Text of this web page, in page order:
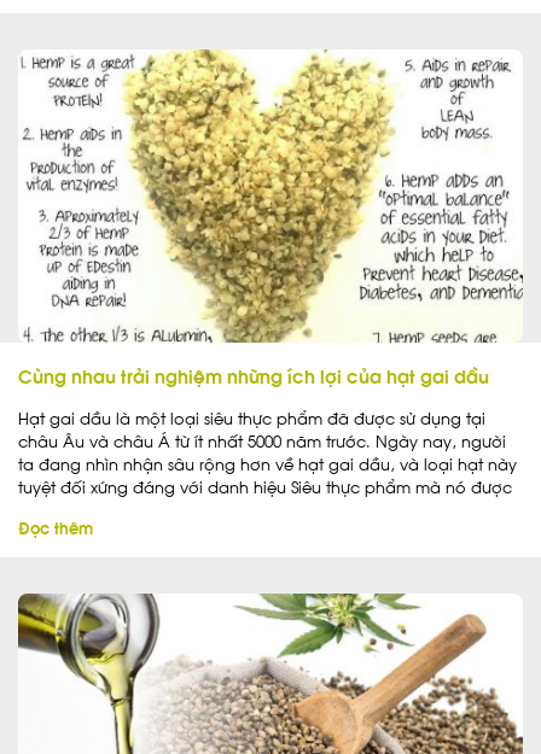
Cùng nhau trải nghiệm những ích lợi của hạt gai dầu
Hạt gai dầu là một loại siêu thực phẩm đã được sử dụng tại
châu Âu và châu Á từ ít nhất 5000 năm trước. Ngày nay, người
ta đang nhìn nhận sâu rộng hơn về hạt gai dầu, và loại hạt này
tuyệt đối xứng đáng với danh hiệu Siêu thực phẩm mà nó được
Đọc thêm